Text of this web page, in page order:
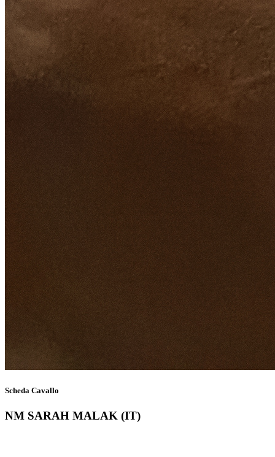
Scheda Cavallo
NM SARAH MALAK (IT)